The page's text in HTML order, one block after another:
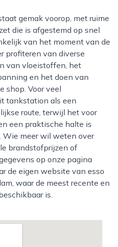
die is afgestemd op snel
van het moment van de
profiteren van diverse
van vloeistoffen, het
en het doen van
shop. Voor veel
tankstation als een
route, terwijl het voor
een praktische halte is
Wie meer wil weten over
brandstofprijzen of
op onze pagina
de eigen website van esso
waar de meest recente en
is.